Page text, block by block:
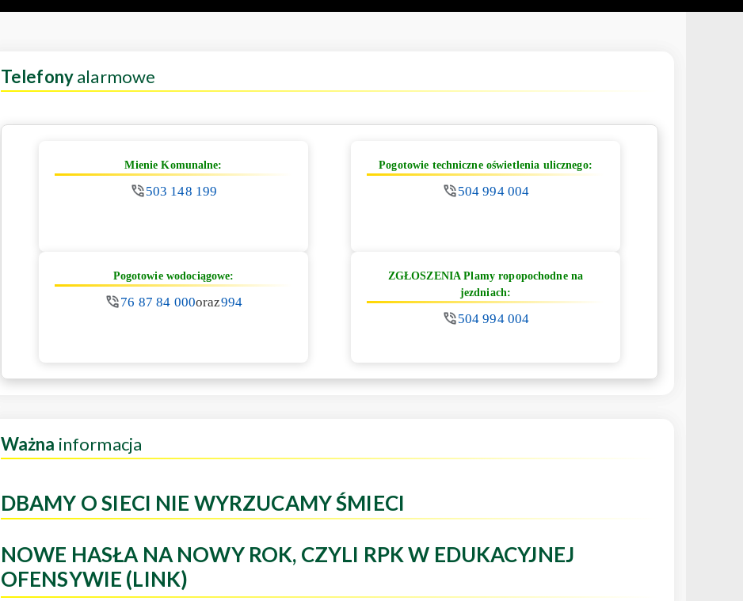
Telefonyalarmowe
Mienie Komunalne:
503 148 199
Pogotowie techniczne oświetlenia ulicznego:
504 994 004
Pogotowie wodociągowe:
76 87 84 000oraz994
ZGŁOSZENIA Plamy ropopochodne na
jezdniach:
504 994 004
Ważna informacja
DBAMY O SIECI NIE WYRZUCAMY ŚMIECI
NOWE HASŁA NA NOWY ROK, CZYLI RPK W EDUKACYJNEJ
OFENSYWIE (LINK)